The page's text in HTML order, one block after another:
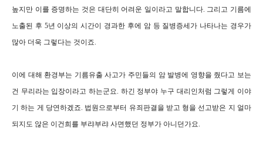
높지만 이를 증명하는 것은 대단히 어려운 일이라고 말합니다. 그리고 기름에
노출된 후 5년 이상의 시간이 경과한 후에 암 등 질병증세가 나타나는 경우가
많아 더욱 그렇다는 것이죠.
이에 대해 환경부는 기름유출 사고가 주민들의 암 발병에 영향을 줬다고 보는
건 무리라는 입장이라고 하는군요. 하긴 정부야 누구 대리인처럼 그렇게 이야
기 하는 게 당연하겠죠. 법원으로부터 유죄판결을 받고 형을 선고받은 지 얼마
되지도 않은 이건희를 부랴부랴 사면했던 정부가 아니던가요.